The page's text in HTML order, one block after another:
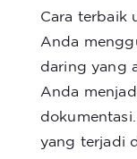
Cara terbaik
Anda
daring yang
Anda
yang terjadi